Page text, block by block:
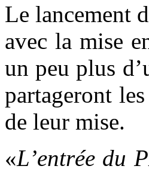
Le lancement
avec la mise
un peu plus
partageront
de leur mise.
«L’entrée du